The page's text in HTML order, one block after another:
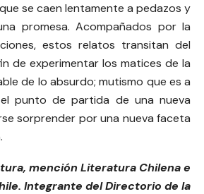
se caen lentamente a pedazos y
promesa. Acompañados por la
estos relatos transitan del
de experimentar los matices de la
de lo absurdo; mutismo que es a
punto de partida de una nueva
sorprender por una nueva faceta
mención Literatura Chilena e
Integrante del Directorio de la